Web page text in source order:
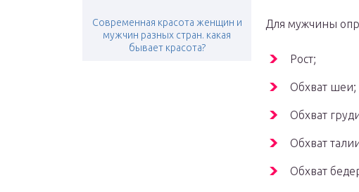
Современная красота женщин и
мужчин разных стран. какая
бывает красота?
Для мужчины
Рост;
Обхват шеи;
Обхват
Обхват
Обхват